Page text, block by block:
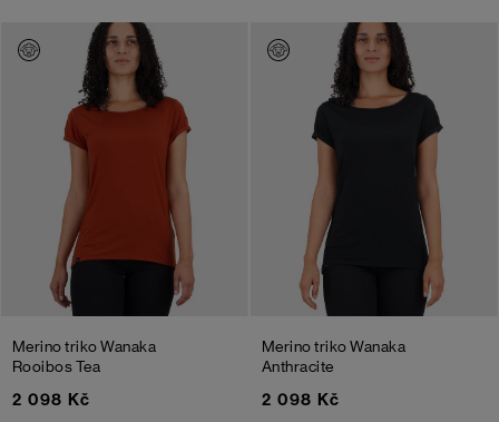
Merino triko Wanaka
Rooibos Tea
2 098 Kč
Merino triko Wanaka
Anthracite
2 098 Kč